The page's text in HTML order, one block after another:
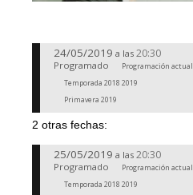
24/05/2019 a las 20:30
Programado
Programación actual
Temporada 2018 2019
Primavera 2019
2 otras fechas:
25/05/2019 a las 20:30
Programado
Programación actual
Temporada 2018 2019